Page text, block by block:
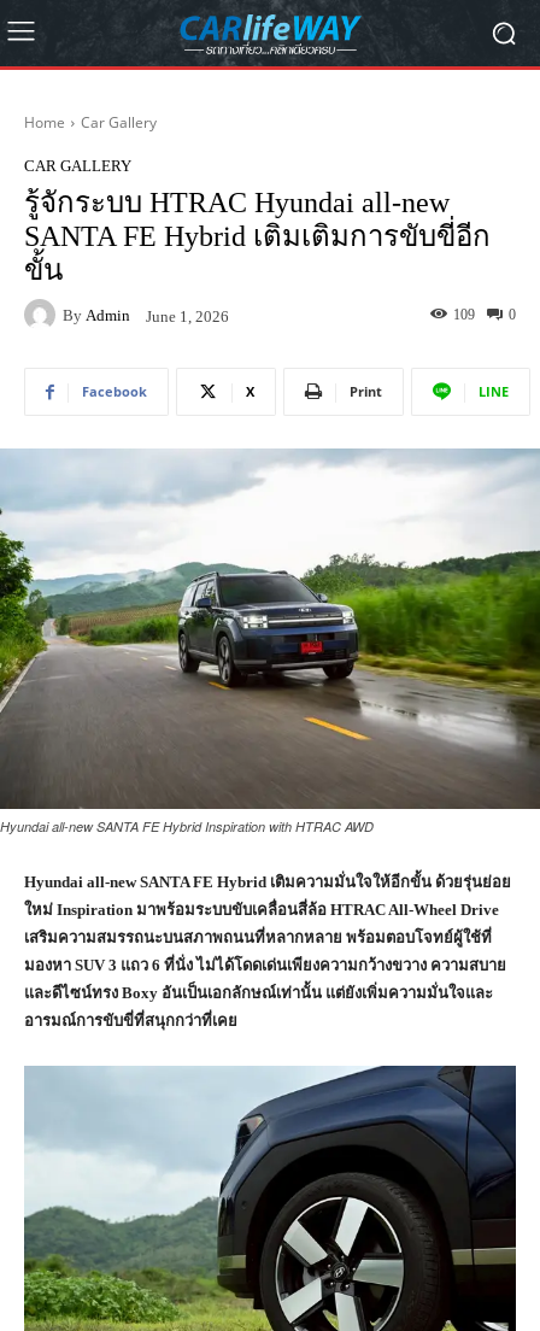
Home Car Gallery
CAR GALLERY
รู้จักระบบ HTRAC Hyundai all-new
SANTA FE Hybrid เติมเติมการขับขี่อีก
ขั้น
By Admin June 1, 2026 0
109
Facebook X Print LINE
Hyundai all-new SANTA FE Hybrid Inspiration with HTRAC AWD
Hyundai all-new SANTA FE Hybrid เติมความมั่นใจให้อีกขั้น ด้วยรุ่นย่อย
ใหม่ Inspiration มาพร้อมระบบขับเคลื่อนสี่ล้อ HTRAC All-Wheel Drive
เสริมความสมรรถนะบนสภาพถนนที่หลากหลาย พร้อมตอบโจทย์ผู้ใช้ที่
มองหา SUV 3 แถว 6 ที่นั่ง ไม่ได้โดดเด่นเพียงความกว้างขวาง ความสบาย
และดีไซน์ทรง Boxy อันเป็นเอกลักษณ์เท่านั้น แต่ยังเพิ่มความมั่นใจและ
อารมณ์การขับขี่ที่สนุกกว่าที่เคย